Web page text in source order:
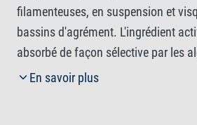
filamenteuses, en suspension et
bassins d'agrément. L'ingrédient
absorbé de façon sélective par les
capacité de photosynthèse. Les
En savoir plus